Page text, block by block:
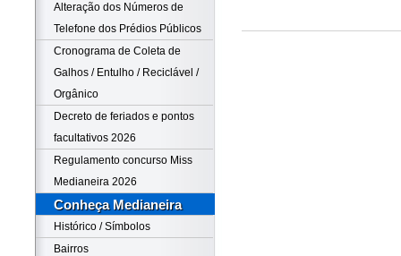
Alteração dos Números de
Telefone dos Prédios Públicos
Cronograma de Coleta de
Galhos / Entulho / Reciclável /
Orgânico
Decreto de feriados e pontos
facultativos 2026
Regulamento concurso Miss
Medianeira 2026
Conheça Medianeira
Histórico / Símbolos
Bairros